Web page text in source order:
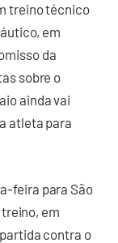
treino técnico
em
da
sobre o
ainda vai
atleta para
feira para São
em
contra o